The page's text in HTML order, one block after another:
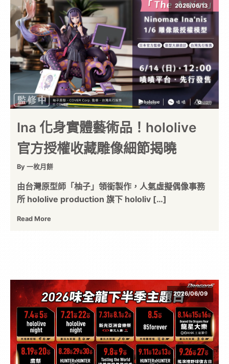
2026/06/13
Ina 化身實體藝術品！hololive
官方授權收藏雕像細節揭曉
By 一枚月餅
由台灣原型師「柚子」領銜製作，人氣虛擬偶像事務
所 hololive production 旗下 hololiv […]
Read More
2026/06/09